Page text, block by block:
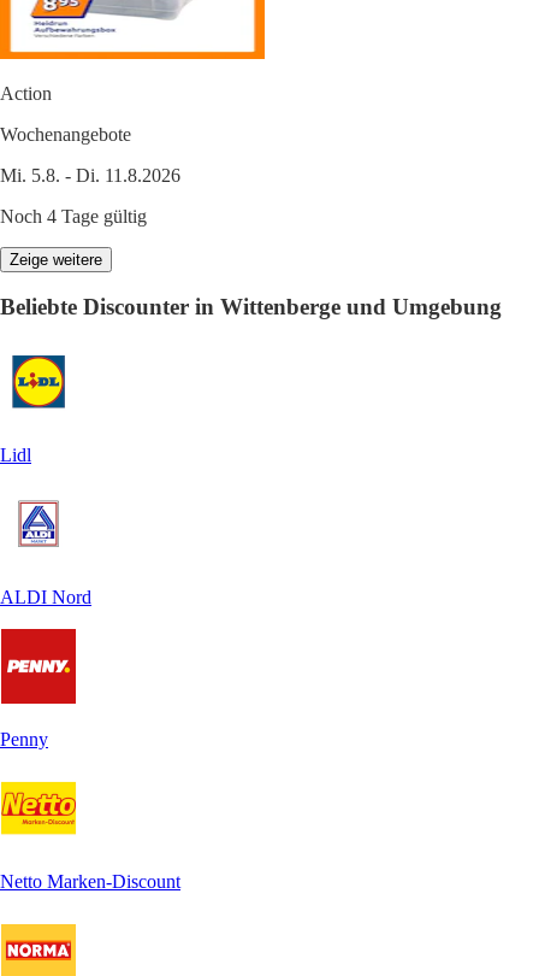
Action
Wochenangebote
Mi. 5.8. - Di. 11.8.2026
Noch 4 Tage gültig
Zeige weitere
Beliebte Discounter in Wittenberge und Umgebung
Lidl
ALDI Nord
Penny
Netto Marken-Discount